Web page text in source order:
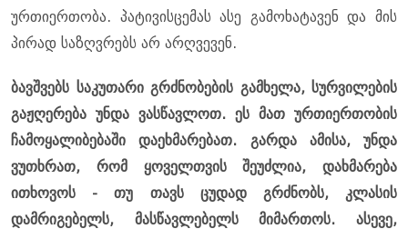
ურთიერთობა. პატივისცემას ასე გამოხატავენ და მის
პირად საზღვრებს არ არღვევენ.
ბავშვებს საკუთარი გრძნობების გამხელა, სურვილების
გაჟღერება უნდა ვასწავლოთ. ეს მათ ურთიერთობის
ჩამოყალიბებაში დაეხმარებათ. გარდა ამისა, უნდა
ვუთხრათ, რომ ყოველთვის შეუძლია, დახმარება
ითხოვოს - თუ თავს ცუდად გრძნობს, კლასის
დამრიგებელს, მასწავლებელს მიმართოს. ასევე,